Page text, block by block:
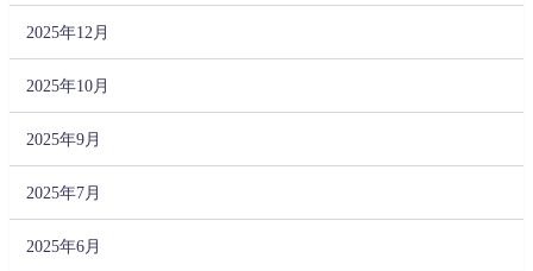
2025年12月
2025年10月
2025年9月
2025年7月
2025年6月